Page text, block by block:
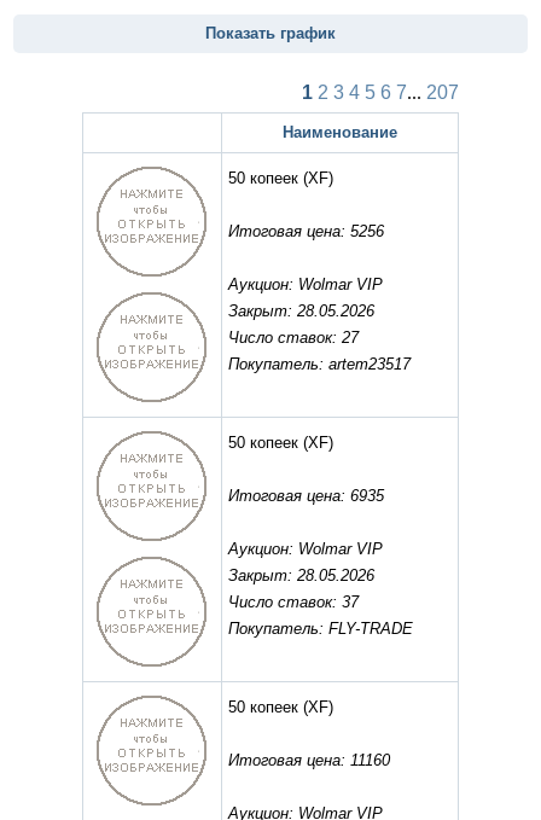
Показать график
1 2 3 4 5 6 7... 207
Наименование
50 копеек (XF)
Итоговая цена: 5256
Аукцион: Wolmar VIP
Закрыт: 28.05.2026
Число ставок: 27
Покупатель: artem23517
50 копеек (XF)
Итоговая цена: 6935
Аукцион: Wolmar VIP
Закрыт: 28.05.2026
Число ставок: 37
Покупатель: FLY-TRADE
50 копеек (XF)
Итоговая цена: 11160
Аукцион: Wolmar VIP